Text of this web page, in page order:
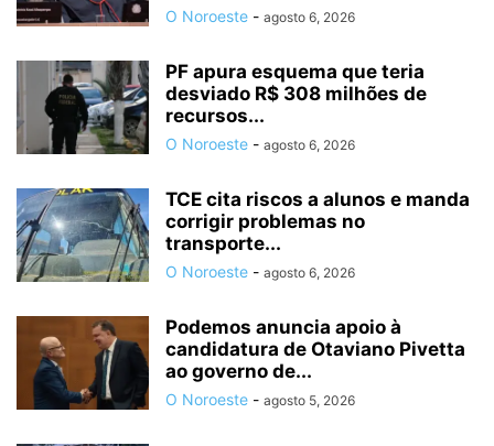
O Noroeste - agosto 6, 2026
PF apura esquema que teria
desviado R$ 308 milhões de
recursos...
O Noroeste - agosto 6, 2026
TCE cita riscos a alunos e manda
corrigir problemas no
transporte...
O Noroeste - agosto 6, 2026
Podemos anuncia apoio à
candidatura de Otaviano Pivetta
ao governo de...
O Noroeste - agosto 5, 2026